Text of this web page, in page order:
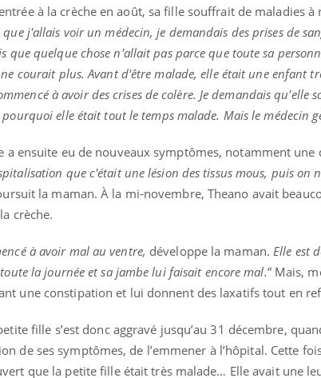
à la crèche en août, sa fille souffrait de maladies
que j'allais voir un médecin, je demandais des prises de
que quelque chose n'allait pas parce que toute sa
courait plus. Avant d'être malade, elle était une enfant
à avoir des crises de colère. Je demandais
elle était tout le temps malade. Mais le médecin
a ensuite eu de nouveaux symptômes, notamment une
que c'était une lésion des tissus mous, puis
la maman. À la mi-novembre, Theano avait
crèche.
à avoir mal au ventre, développe la maman.Elle est
la journée et sa jambe lui faisait encore mal.” Mais,
une constipation et lui donnent des laxatifs tout en
fille s’est donc aggravé jusqu’au 31 décembre,
de ses symptômes, de l’emmener à l’hôpital. Cette
que la petite fille était très malade… Elle avait une